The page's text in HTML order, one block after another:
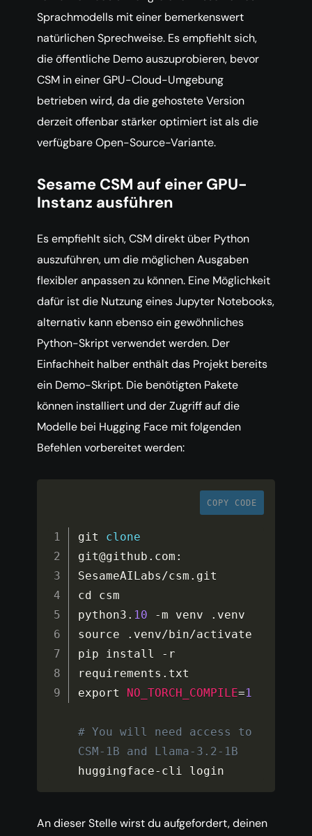
Sprachmodells mit einer bemerkenswert
natürlichen Sprechweise. Es empfiehlt sich,
die öffentliche Demo auszuprobieren, bevor
CSM in einer GPU-Cloud-Umgebung
betrieben wird, da die gehostete Version
derzeit offenbar stärker optimiert ist als die
verfügbare Open-Source-Variante.
Sesame CSM auf einer GPU-
Instanz ausführen
Es empfiehlt sich, CSM direkt über Python
auszuführen, um die möglichen Ausgaben
flexibler anpassen zu können. Eine Möglichkeit
dafür ist die Nutzung eines Jupyter Notebooks,
alternativ kann ebenso ein gewöhnliches
Python-Skript verwendet werden. Der
Einfachheit halber enthält das Projekt bereits
ein Demo-Skript. Die benötigten Pakete
können installiert und der Zugriff auf die
Modelle bei Hugging Face mit folgenden
Befehlen vorbereitet werden:
COPY CODE
git clone
git@github . com :
SesameAILabs/csm . git
cd csm
python3 . 10 -m venv . venv
source
. venv/ bin/activate
pip install - r
requirements . txt
export NO_TORCH_COMPILE=1
# You will need access to
CSM-1B and Llama-3.2-1B
huggingface- cli login
An dieser Stelle wirst du aufgefordert, deinen